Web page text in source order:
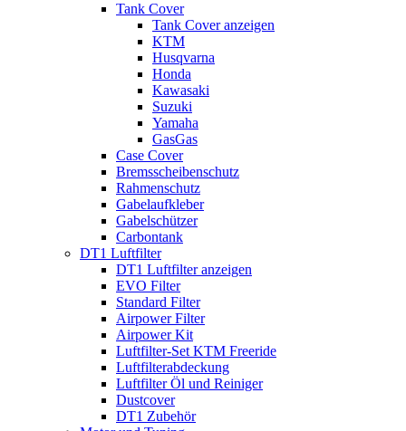
Tank Cover
Tank Cover anzeigen
KTM
Husqvarna
Honda
Kawasaki
Suzuki
Yamaha
GasGas
Case Cover
Bremsscheibenschutz
Rahmenschutz
Gabelaufkleber
Gabelschützer
Carbontank
DT1 Luftfilter
DT1 Luftfilter anzeigen
EVO Filter
Standard Filter
Airpower Filter
Airpower Kit
Luftfilter-Set KTM Freeride
Luftfilterabdeckung
Luftfilter Öl und Reiniger
Dustcover
DT1 Zubehör